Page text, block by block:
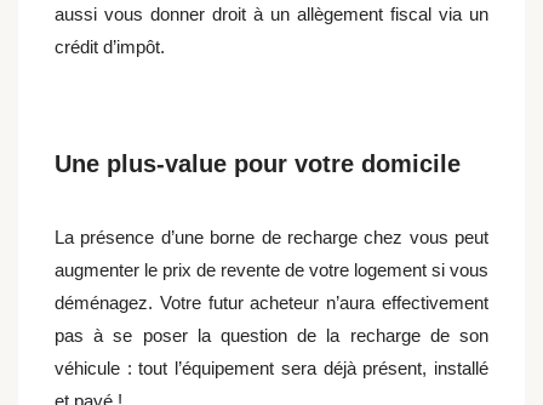
aussi vous donner droit à un allègement fiscal via un
crédit d’impôt.
Une plus-value pour votre domicile
La présence d’une borne de recharge chez vous peut
augmenter le prix de revente de votre logement si vous
déménagez. Votre futur acheteur n’aura effectivement
pas à se poser la question de la recharge de son
véhicule : tout l’équipement sera déjà présent, installé